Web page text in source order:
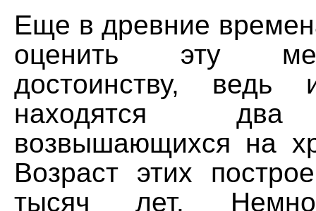
Еще в древние
оценить эту
достоинству, ведь
находятся два
возвышающихся на
Возраст этих
тысяч лет.